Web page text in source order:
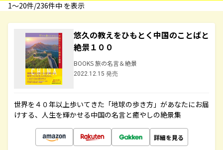
1〜20件/236件中 を表示
悠久の教えをひもとく中国のことばと
絶景１００
BOOKS 旅の名言＆絶景
2022.12.15 発売
世界を４０年以上歩いてきた「地球の歩き方」があなたにお届
けする、人生を輝かせる中国の名言と癒やしの絶景集
詳細を見る